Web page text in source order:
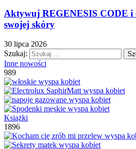
Aktywuj REGENESIS CODE i
swojej skóry
30 lipca 2026
Szukaj:
Inne nowości
989
Książki
1896